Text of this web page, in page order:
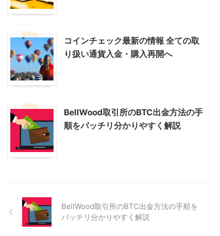
コインチェック最新の情報 全ての取
り扱い通貨入金・購入再開へ
BellWood取引所のBTC出金方法の手
順をバッチリ分かりやすく解説
BellWood取引所のBTC出金方法の手順を
バッチリ分かりやすく解説